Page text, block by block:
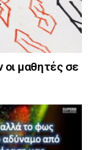
οι μαθητές σε